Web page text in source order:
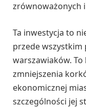
zrównoważonych
Ta inwestycja to
przede wszystkim
warszawiaków.
zmniejszenia
ekonomicznej
szczególności jej